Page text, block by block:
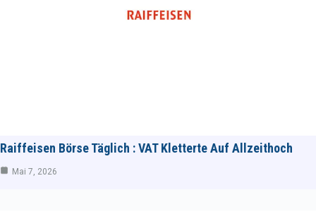
Raiffeisen Börse Täglich : VAT Kletterte Auf Allzeithoch
Mai 7, 2026